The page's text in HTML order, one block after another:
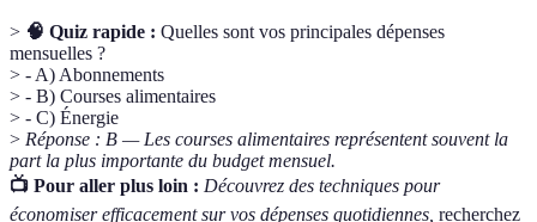
> 🧠 Quiz rapide : Quelles sont vos principales dépenses
mensuelles ?
> - A) Abonnements
> - B) Courses alimentaires
> - C) Énergie
> Réponse : B — Les courses alimentaires représentent souvent la
part la plus importante du budget mensuel.
📺 Pour aller plus loin : Découvrez des techniques pour
économiser efficacement sur vos dépenses quotidiennes, recherchez